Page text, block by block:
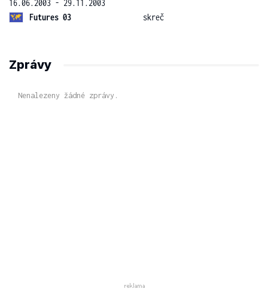
16.06.2003 - 29.11.2003
Futures 03
skreč
Zprávy
Nenalezeny žádné zprávy.